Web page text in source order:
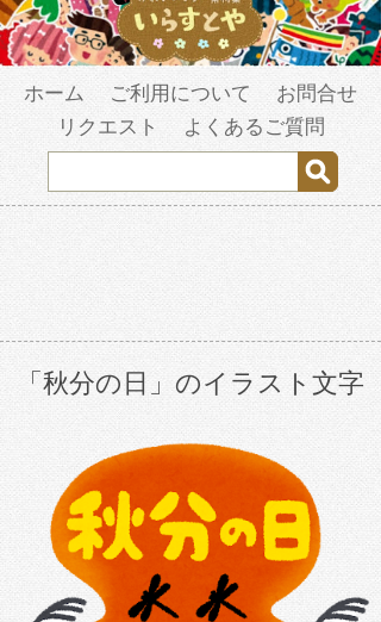
ホーム ご利用について
お問合せ
リクエスト
よくあるご質問
「秋分の日」のイラスト文字